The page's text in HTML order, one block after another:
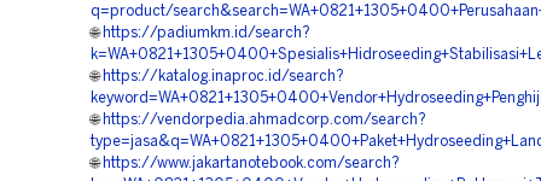
q=product/
🌐 https://padiumkm.id/search?
🌐 https://katalog.inaproc.id/search?
🌐 https://vendorpedia.ahmadcorp.com/search?
🌐 https://www.jakartanotebook.com/search?